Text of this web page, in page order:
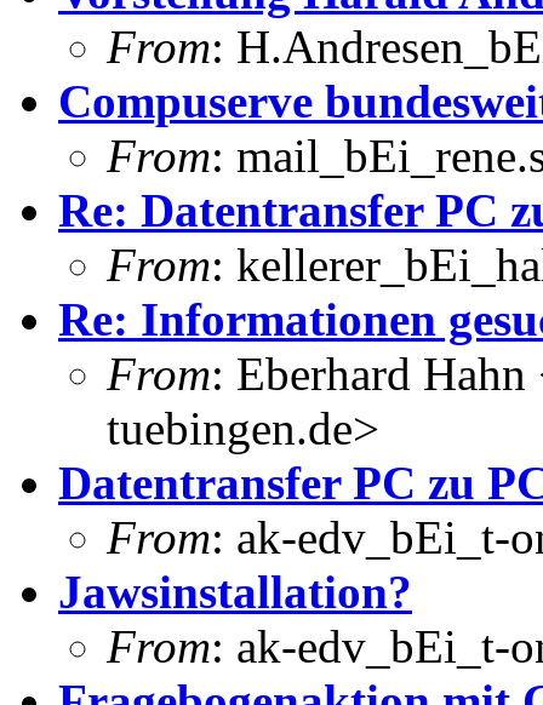
From:
Compuserve
From:
Re: Datentransfer PC
From:
Re: Informationen
From: Eberhard
tuebingen.de>
Datentransfer PC zu
From: ak-edv_bEi_t-
Jawsinstallation?
From: ak-edv_bEi_t-